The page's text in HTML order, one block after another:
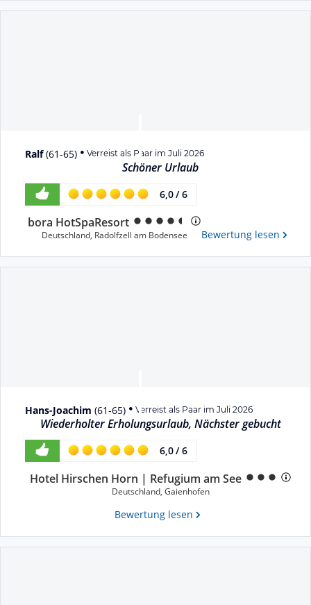
Ralf (61-65) Verreist als Paar im Juli 2026
Schöner Urlaub
6,0/ 6
bora HotSpaResort
Deutschland, Radolfzell am Bodensee Bewertung lesen
Hans-Joachim (61-65) Verreist als Paar im Juli 2026
Wiederholter Erholungsurlaub, Nächster gebucht
6,0/ 6
Hotel Hirschen Horn | Refugium am See
Deutschland, Gaienhofen
Bewertung lesen